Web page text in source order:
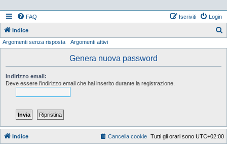
FAQ Login
Iscriviti
Indice
Argomenti senza risposta Argomenti attivi
Genera nuova password
Indirizzo email:
Deve essere l’indirizzo email che hai inserito durante la registrazione.
Indice Tutti gli orari sono UTC+02:00
Cancella cookie